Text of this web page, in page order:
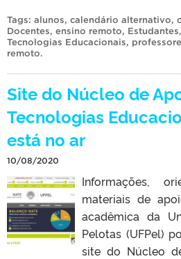
Tags: alunos, calendário alternativo,
Docentes, ensino remoto, Estudantes,
Tecnologias Educacionais,
remoto.
Site do Núcleo de
Tecnologias
está no ar
10/08/2020
Informações,
materiais de
acadêmica da
Pelotas (UFPel)
site do Núcleo